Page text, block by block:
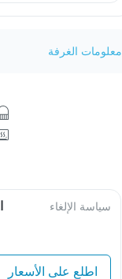
معلومات الغرفة
سياسة الإلغاء
اطلع على الأسعار